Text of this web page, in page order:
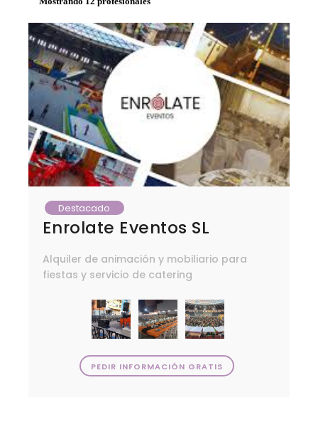
Destacado
Enrolate Eventos SL
Alquiler de animación y mobiliario para
fiestas y servicio de catering
PEDIR INFORMACIÓN GRATIS